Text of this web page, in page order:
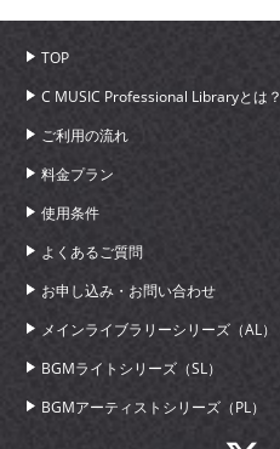
TOP
C MUSIC Professional Libraryとは？
ご利用の流れ
料金プラン
使用条件
よくあるご質問
お申し込み・お問い合わせ
メインライブラリーシリーズ（AL）
BGMライトシリーズ（SL）
BGMアーティストシリーズ（PL）